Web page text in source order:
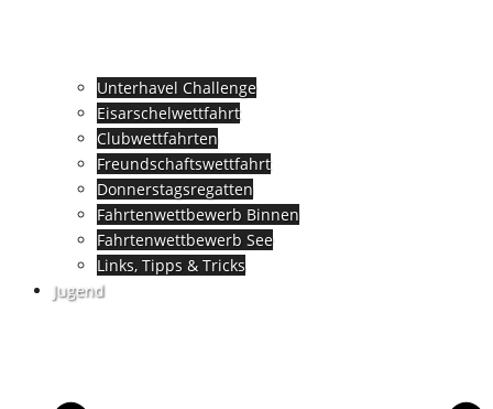
Unterhavel Challenge
Eisarschelwettfahrt
Clubwettfahrten
Freundschaftswettfahrt
Donnerstagsregatten
Fahrtenwettbewerb Binnen
Fahrtenwettbewerb See
Links, Tipps & Tricks
Jugend